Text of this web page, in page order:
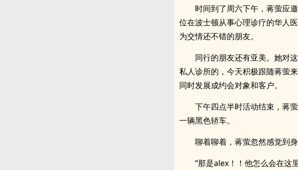
时间到了周六下午，蒋萤应
位在波士顿从事心理诊疗的华人
为交情还不错的朋友。
同行的朋友还有亚美。她对
私人诊所的，今天积极跟随蒋萤
同时发展成约会对象和客户。
下午四点半时活动结束，蒋
一辆黑色轿车。
聊着聊着，蒋萤忽然感觉到
“那是alex！！他怎么会在这